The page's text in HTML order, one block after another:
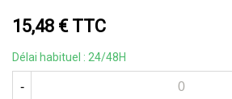
15,48 € TTC
Délai habituel : 24/48H
-